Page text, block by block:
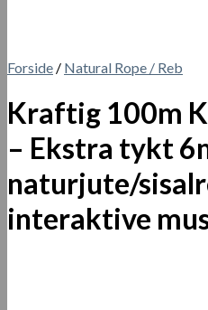
Forside / Natural Rope / Reb
Kraftig 100m
– Ekstra tykt
naturjute/
interaktive